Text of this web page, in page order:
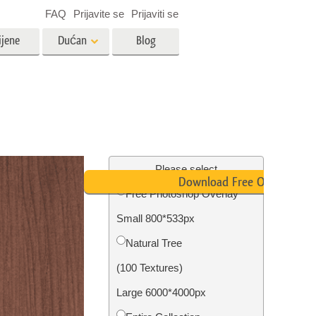
Obnova fotografija
Dućan Blog
FAQ Prijavite se Prijaviti se
Please select
Free Photoshop Overlay
Small 800*533px
Natural Tree
(100 Textures)
Large 6000*4000px
Download Free Overlay